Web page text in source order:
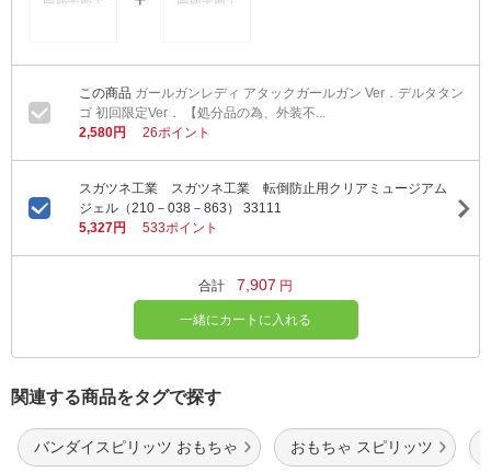
ガールガンレディ アタックガールガン Ver．デルタタン
ゴ 初回限定Ver． 【処分品の為、外装不...
2,580円
26ポイント
スガツネ工業 スガツネ工業 転倒防止用クリアミュージアム
ジェル（210－038－863） 33111
5,327円
533ポイント
合計 7,907 円
一緒にカートに入れる
関連する商品をタグで探す
バンダイスピリッツ おもちゃ おもちゃ スピリッツ